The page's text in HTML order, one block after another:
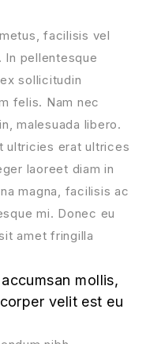
facilisis vel
In pellentesque
sollicitudin
felis. Nam nec
malesuada libero.
ultricies erat ultrices
laoreet diam in
magna, facilisis ac
mi. Donec eu
amet fringilla
mollis,
velit est eu